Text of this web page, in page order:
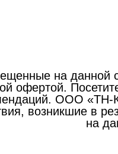
на данной
офертой.
ООО «ТН-
возникшие в
на